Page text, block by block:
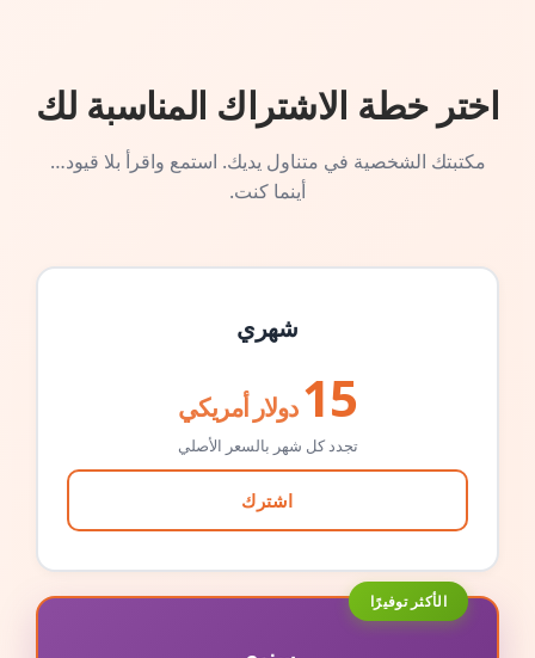
اختر خطة الاشتراك المناسبة لك
مكتبتك الشخصية في متناول يديك. استمع واقرأ بلا قيود…
أينما كنت.
شهري
15 دولار أمريكي
تجدد كل شهر بالسعر الأصلي
اشترك
الأكثر توفيرًا